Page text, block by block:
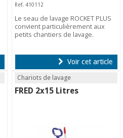
Ref. 410112
Le seau de lavage ROCKET PLUS
convient particulièrement aux
petits chantiers de lavage.
Voir cet article
Chariots de lavage
FRED 2x15 Litres